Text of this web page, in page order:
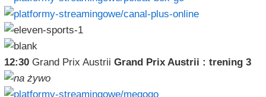
12:30Grand Prix Austrii Grand Prix Austrii : trening 3